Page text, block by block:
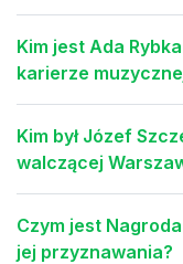
Kim jest Ada
karierze
Kim był Józef
walczącej
Czym jest
jej przyznawania?